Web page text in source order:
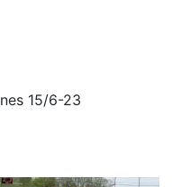
15/6-23